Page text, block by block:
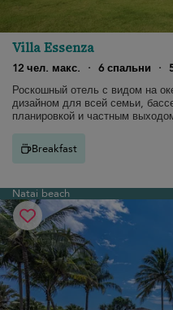
Villa Essenza
12 чел. макс.
· 6 спальни ·
Роскошный отель с видом на
дизайном для всей семьи,
планировкой и частным
Breakfast
Natai beach